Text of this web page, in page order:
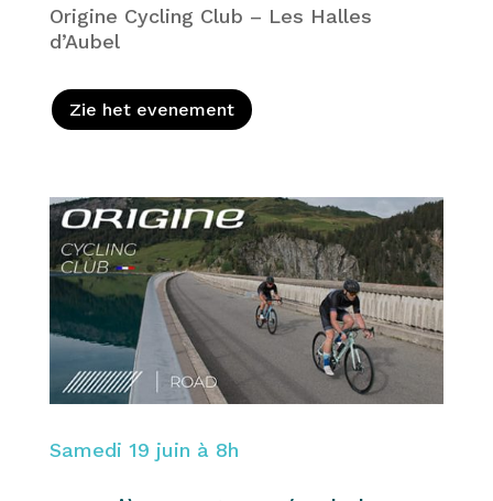
Origine Cycling Club – Les Halles
d’Aubel
Zie het evenement
Samedi 19 juin à 8h